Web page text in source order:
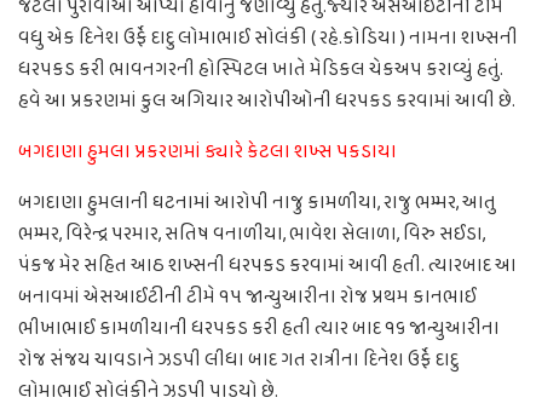
જેટલા પુરાવાઓ આપ્યા હોવાનું જણાવ્યું હતું.જ્યારે એસઆઇટીની ટીમે
વધુ એક દિનેશ ઉર્ફે દાદુ લોમાભાઈ સોલંકી ( રહે.કોડિયા ) નામના શખ્સની
ધરપકડ કરી ભાવનગરની હોસ્પિટલ ખાતે મેડિકલ ચેકઅપ કરાવ્યું હતું.
હવે આ પ્રકરણમાં કુલ અગિયાર આરોપીઓની ધરપકડ કરવામાં આવી છે.
બગદાણા હુમલા પ્રકરણમાં ક્યારે કેટલા શખ્સ પકડાયા
બગદાણા હુમલાની ઘટનામાં આરોપી નાજુ કામળીયા, રાજુ ભમ્મર, આતુ
ભમ્મર, વિરેન્દ્ર પરમાર, સતિષ વનાળીયા, ભાવેશ સેલાળા, વિરુ સઈડા,
પંકજ મેર સહિત આઠ શખ્સની ધરપકડ કરવામાં આવી હતી. ત્યારબાદ આ
બનાવમાં એસઆઈટીની ટીમે ૧૫ જાન્યુઆરીના રોજ પ્રથમ કાનભાઈ
ભીખાભાઈ કામળીયાની ધરપકડ કરી હતી ત્યાર બાદ ૧૬ જાન્યુઆરીના
રોજ સંજય ચાવડાને ઝડપી લીધા બાદ ગત રાત્રીના દિનેશ ઉર્ફે દાદુ
લોમાભાઈ સોલંકીને ઝડપી પાડયો છે.